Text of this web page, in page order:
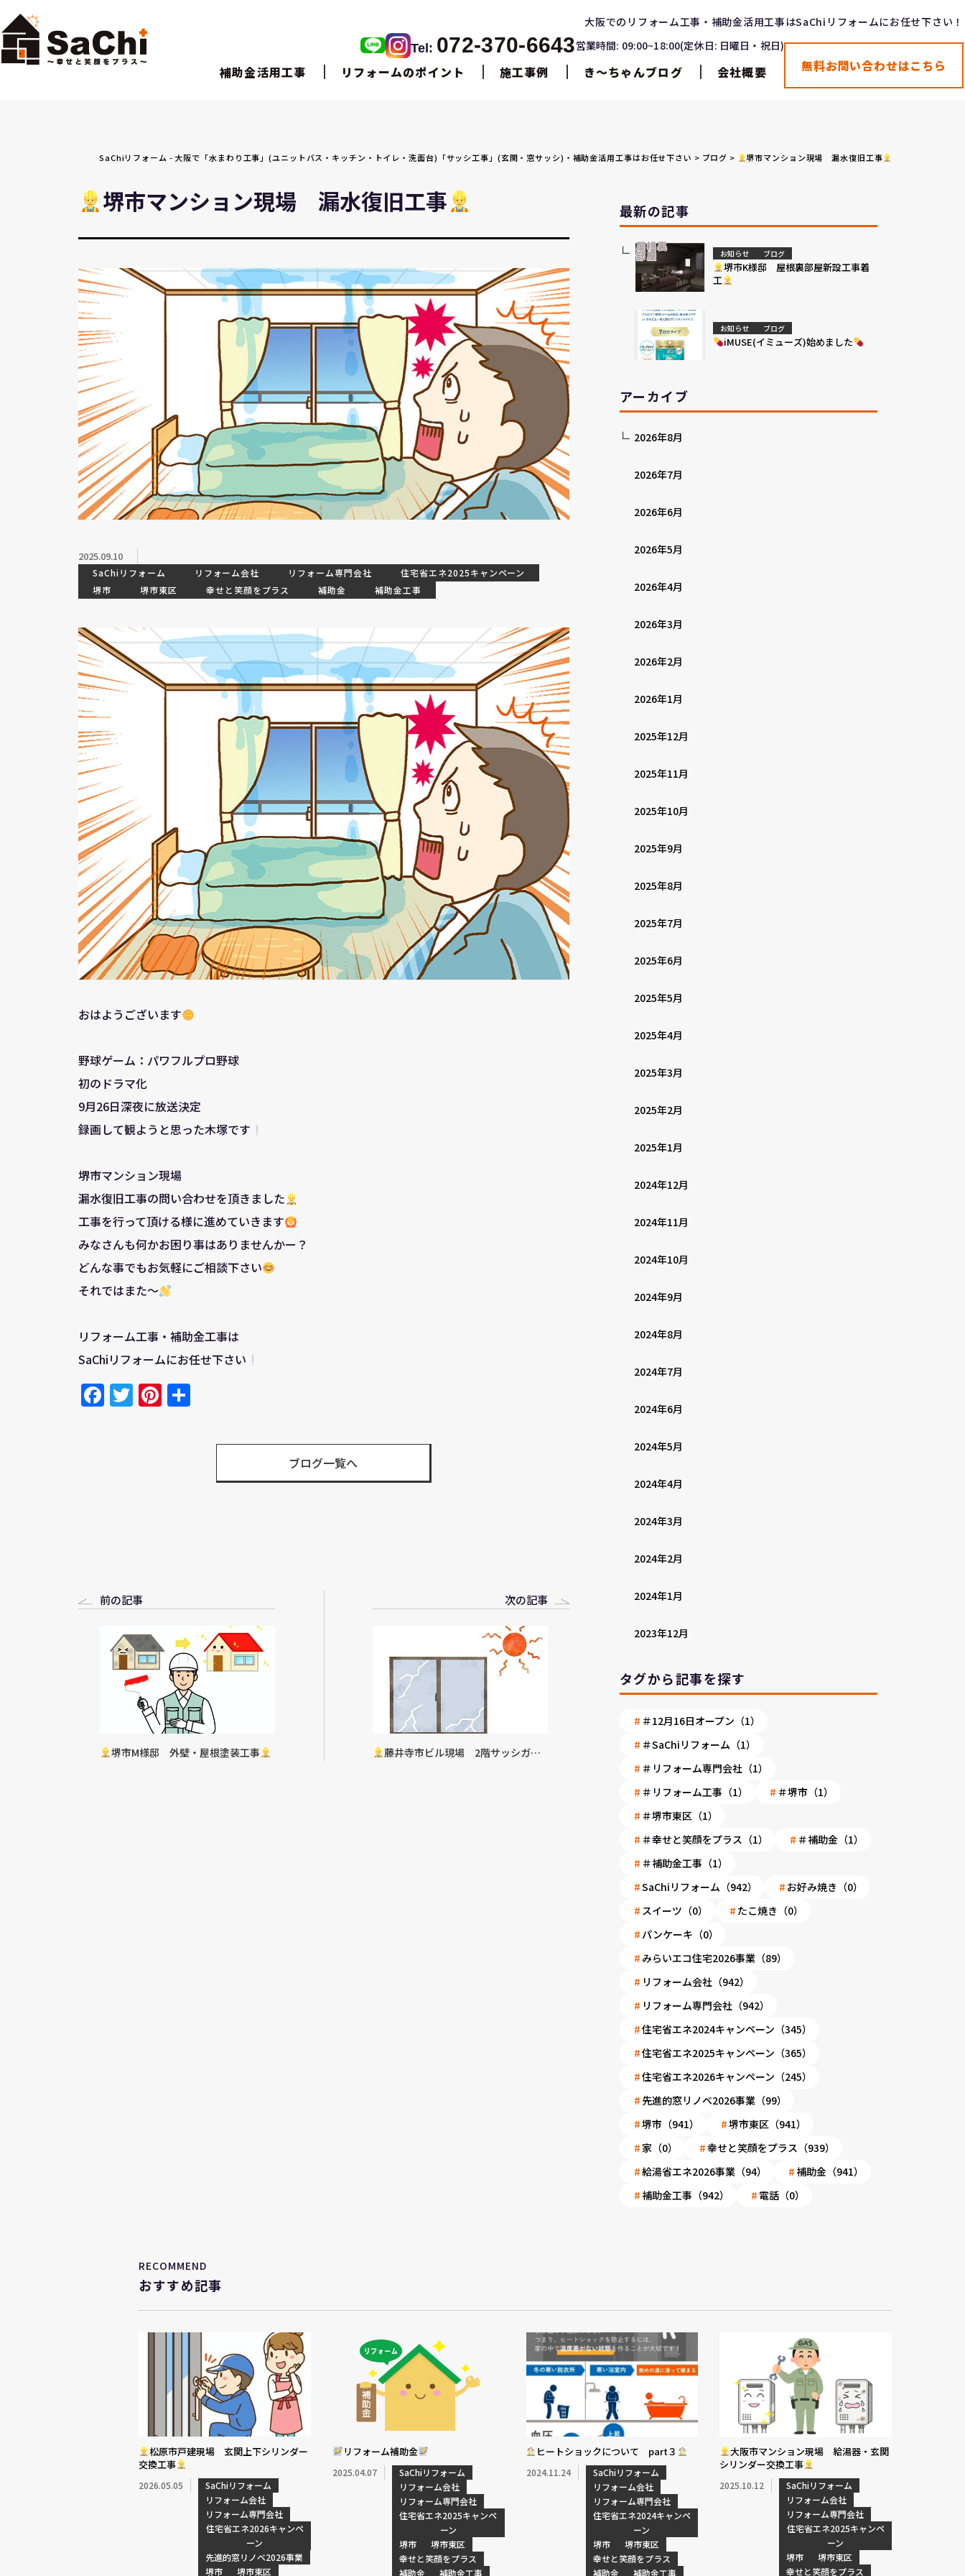
大阪でのリフォーム工事・補助金活用工事はSaChiリフォームにお任せ下さい！
Tel: 072-370-6643営業時間: 09:00~18:00(定休日: 日曜日・祝日)
補助金活用工事 リフォームのポイント 施工事例 き〜ちゃんブログ 会社概要 無料お問い合わせはこちら
SaChiリフォーム - 大阪で「水まわり工事」(ユニットバス・キッチン・トイレ・洗面台)「サッシ工事」(玄関・窓サッシ)・補助金活用工事はお任せ下さい > ブログ > 堺市マンション現場 漏水復旧工事
堺市マンション現場 漏水復旧工事
2025.09.10
SaChiリフォーム リフォーム会社 リフォーム専門会社
住宅省エネ2025キャンペーン
堺市
堺市東区 幸せと笑顔をプラス 補助金 補助金工事
おはようございます
野球ゲーム：パワフルプロ野球
初のドラマ化
9月26日深夜に放送決定
録画して観ようと思った木塚です
堺市マンション現場
漏水復旧工事の問い合わせを頂きました
工事を行って頂ける様に進めていきます
みなさんも何かお困り事はありませんかー？
どんな事でもお気軽にご相談下さい
それではまた～
リフォーム工事・補助金工事は
SaChiリフォームにお任せ下さい
Facebook
TwitterPinterest
ブログ一覧へ
前の記事
堺市M様邸 外壁・屋根塗装工事
次の記事
藤井寺市ビル現場 2階サッシガラ
最新の記事
お知らせ ブログ
堺市K様邸 屋根裏部屋新設工事着
工
お知らせ ブログ
iMUSE(イミューズ)始めました
アーカイブ
2026年8月
2026年7月
2026年6月
2026年5月
2026年4月
2026年3月
2026年2月
2026年1月
2025年12月
2025年11月
2025年10月
2025年9月
2025年8月
2025年7月
2025年6月
2025年5月
2025年4月
2025年3月
2025年2月
2025年1月
2024年12月
2024年11月
2024年10月
2024年9月
2024年8月
2024年7月
2024年6月
2024年5月
2024年4月
2024年3月
2024年2月
2024年1月
2023年12月
タグから記事を探す
＃12月16日オープン（1）
＃SaChiリフォーム（1）
＃リフォーム専門会社（1）
＃リフォーム工事（1）
＃堺市（1）
＃堺市東区（1）
＃幸せと笑顔をプラス（1）
＃補助金（1）
＃補助金工事（1）
SaChiリフォーム（942）
お好み焼き（0）
スイーツ（0）
たこ焼き（0）
パンケーキ（0）
みらいエコ住宅2026事業（89）
リフォーム会社（942）
リフォーム専門会社（942）
住宅省エネ2024キャンペーン（345）
住宅省エネ2025キャンペーン（365）
住宅省エネ2026キャンペーン（245）
先進的窓リノベ2026事業（99）
堺市（941）
堺市東区（941）
家（0）
幸せと笑顔をプラス（939）
給湯省エネ2026事業（94）
補助金（941）
補助金工事（942）
電話（0）
RECOMMEND
おすすめ記事
松原市戸建現場 玄関上下シリンダー
交換工事
2026.05.05
SaChiリフォーム
リフォーム会社
リフォーム専門会社
住宅省エネ2026キャンペ
ーン
先進的窓リノベ2026事業
堺市
堺市東区
リフォーム補助金
2025.04.07
SaChiリフォーム
リフォーム会社
リフォーム専門会社
住宅省エネ2025キャンペ
ーン
堺市
堺市東区
幸せと笑顔をプラス
補助金
補助金工事
ヒートショックについて part３
2024.11.24
SaChiリフォーム
リフォーム会社
リフォーム専門会社
住宅省エネ2024キャンペ
ーン
堺市
堺市東区
幸せと笑顔をプラス
補助金
補助金工事
大阪市マンション現場 給湯器・玄関
シリンダー交換工事
2025.10.12
SaChiリフォーム
リフォーム会社
リフォーム専門会社
住宅省エネ2025キャンペ
ーン
堺市
堺市東区
幸せと笑顔をプラス